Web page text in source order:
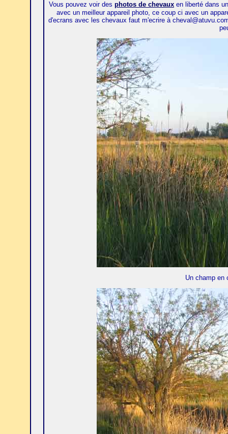
Vous pouvez voir des photos de chevaux en liberté dans
avec un meilleur appareil photo, ce coup ci avec un
d'ecrans avec les chevaux faut m'ecrire à
Un champ en